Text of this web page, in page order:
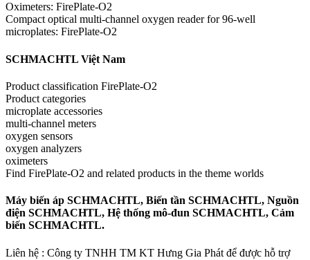
Oximeters: FirePlate-O2
Compact optical multi-channel oxygen reader for 96-well
microplates: FirePlate-O2
SCHMACHTL Việt Nam
Product classification FirePlate-O2
Product categories
microplate accessories
multi-channel meters
oxygen sensors
oxygen analyzers
oximeters
Find FirePlate-O2 and related products in the theme worlds
Máy biến áp SCHMACHTL, Biến tần SCHMACHTL, Nguồn
điện SCHMACHTL, Hệ thống mô-đun SCHMACHTL, Cảm
biến SCHMACHTL.
Liên hệ : Công ty TNHH TM KT Hưng Gia Phát để được hỗ trợ